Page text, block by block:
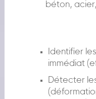
béton,
Identifier
immédiat
Détecter